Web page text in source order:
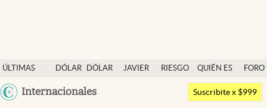
ÚLTIMAS
NOTICIAS
DÓLAR
DÓLAR
JAVIER
RIESGO
QUIÉN ES
QUIÉN
FORO
Argentina
Internacionales
Dólar
Members Suscribite x $999